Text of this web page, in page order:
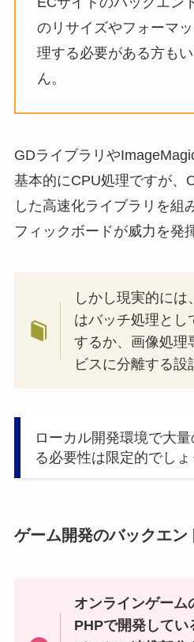
のリサイズやフォーマ
理する必要がある方も
ん。
GDライブラリや
基本的にCPU処理ですが、
した高速化ライブラリを組
フィックボードが威力を発
しかし現実的に
はバッチ処理とし
するか、画像処理
ビスに分離する設
ローカル開発環境で大
る必要性は限定的でしょ
ゲーム開発のバックエン
オンラインゲーム
PHPで開発して